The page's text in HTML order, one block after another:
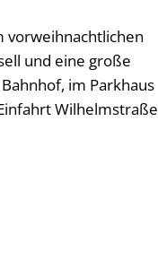
vorweihnachtlichen
und eine große
im Parkhaus